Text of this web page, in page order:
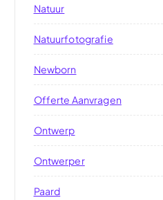
Natuur
Natuurfotografie
Newborn
Offerte Aanvragen
Ontwerp
Ontwerper
Paard